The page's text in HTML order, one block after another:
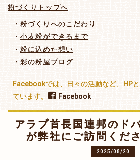
粉づくりトップへ
粉づくりへのこだわり
小麦粉ができるまで
粉に込めた想い
彩の粉屋ブログ
Facebookでは、日々の活動など、HP
ています。
Facebook
アラブ首長国連邦のド
が弊社にご訪問くだ
2025/08/20